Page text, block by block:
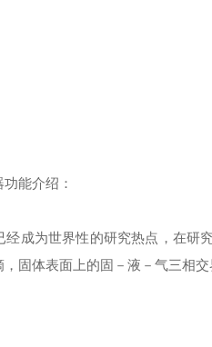
能介绍：
为世界性的研究热点，在研
固体表面上的固－液－气三相